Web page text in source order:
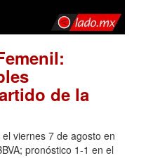
de la
viernes 7 de agosto en
pronóstico 1-1 en el